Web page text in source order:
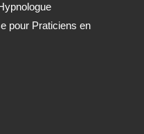
pour Praticiens en